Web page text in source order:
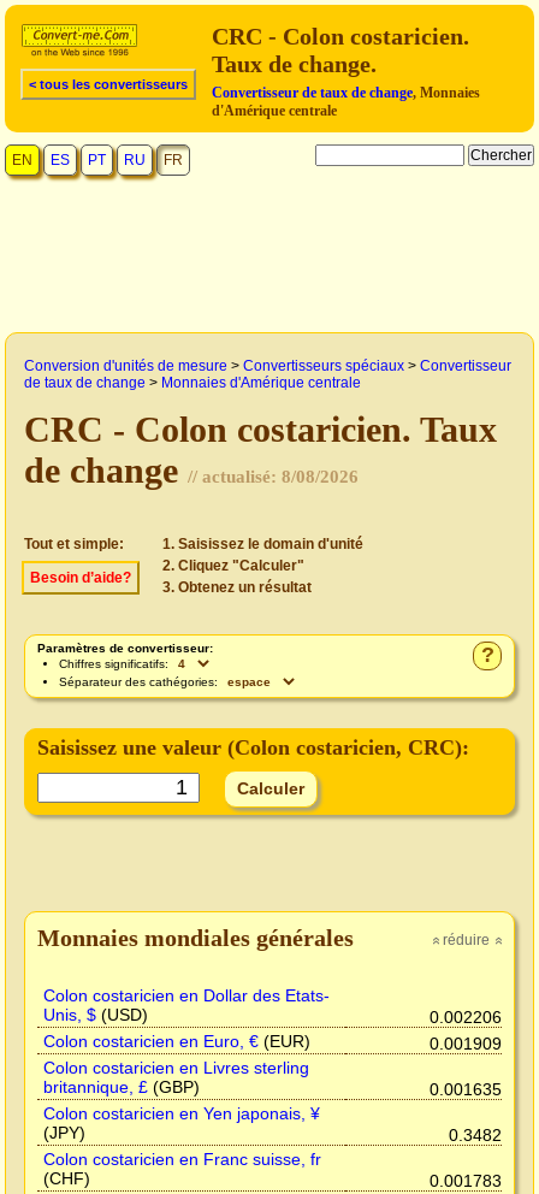
< tous les convertisseurs
CRC - Colon costaricien.
Taux de change.
Convertisseur de taux de change, Monnaies
d'Amérique centrale
EN ES PT RU FR
Conversion d'unités de mesure > Convertisseurs spéciaux > Convertisseur
de taux de change > Monnaies d'Amérique centrale
CRC - Colon costaricien. Taux
de change // actualisé: 8/08/2026
Tout et simple:
Besoin d’aide?
Saisissez le domain d'unité
Cliquez "Calculer"
Obtenez un résultat
?
Paramètres de convertisseur:
Chiffres significatifs:
Séparateur des cathégories:
Saisissez une valeur (Colon costaricien, CRC):
» réduire »
Monnaies mondiales générales
Colon costaricien en Dollar des Etats-
Unis, $ (USD)
0.002206
Colon costaricien en Euro, € (EUR)
0.001909
Colon costaricien en Livres sterling
britannique, £ (GBP)
0.001635
Colon costaricien en Yen japonais, ¥
(JPY)
0.3482
Colon costaricien en Franc suisse, fr
(CHF)
0.001783